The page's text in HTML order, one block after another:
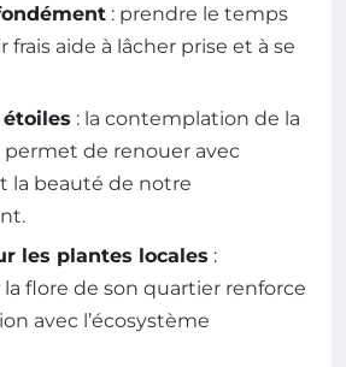
: prendre le temps
frais aide à lâcher prise et à se
: la contemplation de la
de renouer avec
la beauté de notre
les plantes locales :
la flore de son quartier renforce
avec l’écosystème